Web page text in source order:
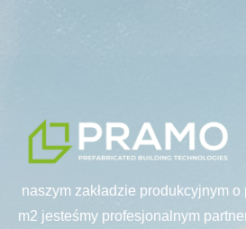
naszym zakładzie produkcyjnym
m2 jesteśmy profesjonalnym